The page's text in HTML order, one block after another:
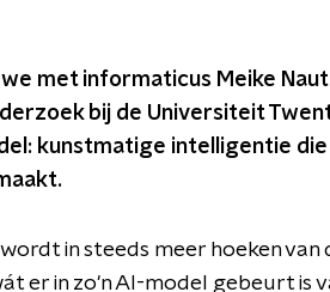
we met informaticus Meike
bij de Universiteit
kunstmatige intelligentie
in steeds meer hoeken van
er in zo'n AI-model gebeurt is